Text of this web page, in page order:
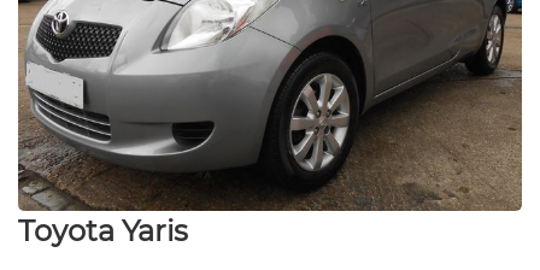
Toyota Yaris